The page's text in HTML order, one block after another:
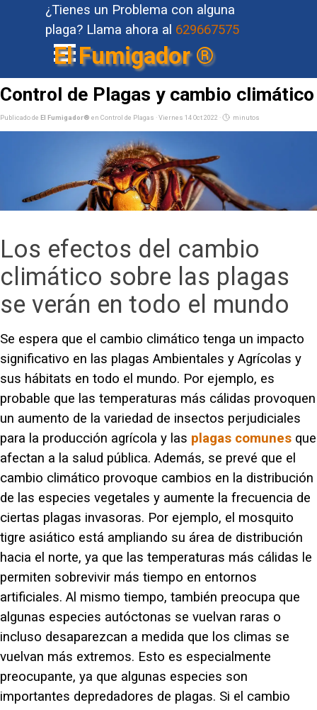
Vaya al Contenido
El Fumigador ®
¿Tienes un Problema con alguna
plaga? Llama ahora al 629667575
Saltar menú
Control de Plagas y cambio climático
Publicado de El Fumigador® en Control de Plagas · Viernes 14 Oct 2022 · minutos
Los efectos del cambio
climático sobre las plagas
se verán en todo el mundo
Se espera que el cambio climático tenga un impacto
significativo en las plagas Ambientales y Agrícolas y
sus hábitats en todo el mundo. Por ejemplo, es
probable que las temperaturas más cálidas provoquen
un aumento de la variedad de insectos perjudiciales
para la producción agrícola y las plagas comunes que
afectan a la salud pública. Además, se prevé que el
cambio climático provoque cambios en la distribución
de las especies vegetales y aumente la frecuencia de
ciertas plagas invasoras. Por ejemplo, el mosquito
tigre asiático está ampliando su área de distribución
hacia el norte, ya que las temperaturas más cálidas le
permiten sobrevivir más tiempo en entornos
artificiales. Al mismo tiempo, también preocupa que
algunas especies autóctonas se vuelvan raras o
incluso desaparezcan a medida que los climas se
vuelvan más extremos. Esto es especialmente
preocupante, ya que algunas especies son
importantes depredadores de plagas. Si el cambio